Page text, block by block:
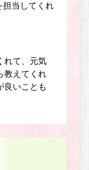
担当してくれ
れて、元気
教えてくれ
良いことも